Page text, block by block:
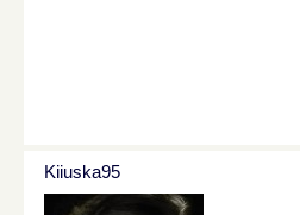
Kiiuska95